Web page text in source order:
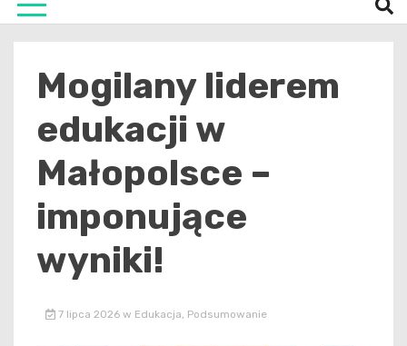
Mogilany liderem
edukacji w
Małopolsce –
imponujące
wyniki!
7 lipca 2026 w Edukacja, Podsumowanie